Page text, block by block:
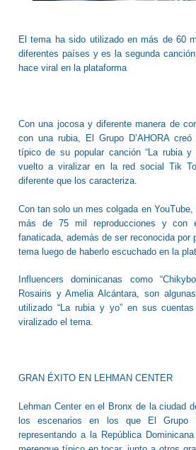
El tema ha sido utilizado en más de 60
diferentes países y es la segunda
hace viral en la plataforma
Con una jocosa y diferente manera de
con una rubia, El Grupo D’AHORA
típico de su popular canción “La rubia
vuelto a viralizar en la red social Tik
diferente que los caracteriza.
Con tan solo un mes colgada en
más de 75 mil reproducciones y con
fanaticada, además de ser reconocida por
tema luego de haberlo escuchado en la
Influencers dominicanas como
Rosairis y Amelia Alcántara, son
utilizado “La rubia y yo” en sus
viralizado el tema.
GRAN ÉXITO EN LEHMAN CENTER
Lehman Center en el Bronx de la ciudad
los escenarios en los que El Grupo
representando a la República